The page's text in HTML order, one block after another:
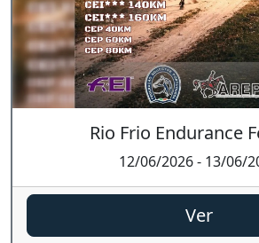
Rio Frio Endurance
12/06/2026 - 13/06/
Ver